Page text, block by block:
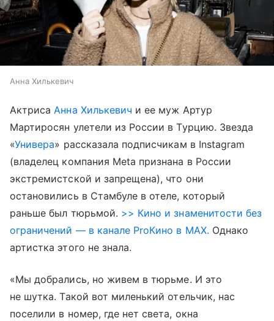
Анна Хилькевич
АктрисаАнна Хилькевич и ее муж Артур
Мартиросян улетели из России в Турцию. Звезда
«Универа» рассказала подписчикам в Instagram
(владелец компания Meta признана в России
экстремистской и запрещена), что они
остановились в Стамбуле в отеле, который
раньше был тюрьмой. >> Кино и знаменитости без
ограничений — в канале ProКино в MAX. Однако
артистка этого не знала.
«Мы добрались, но живем в тюрьме. И это
не шутка. Такой вот миленький отельчик, нас
поселили в номер, где нет света, окна